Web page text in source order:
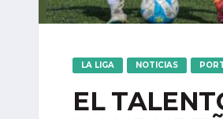
LA LIGA NOTICIAS
EL